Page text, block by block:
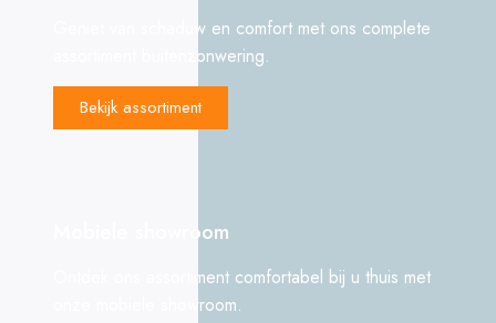
Geniet van schaduw en comfort met ons complete
assortiment buitenzonwering.
Bekijk assortiment
Mobiele showroom
Ontdek ons assortiment comfortabel bij u thuis met
onze mobiele showroom.